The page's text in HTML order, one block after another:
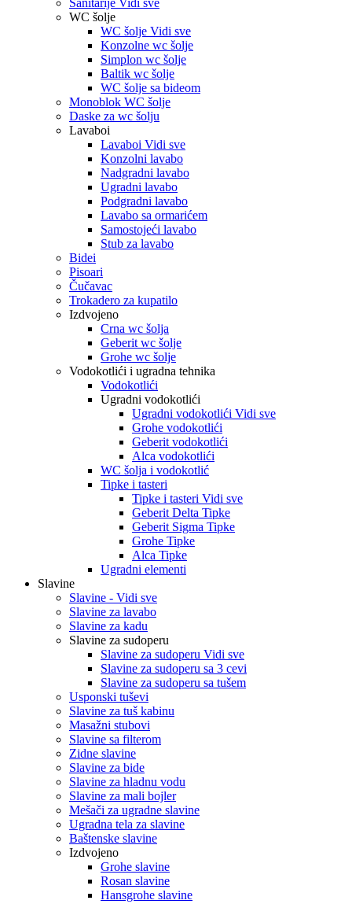
Sanitarije Vidi sve
WC šolje
WC šolje Vidi sve
Konzolne wc šolje
Simplon wc šolje
Baltik wc šolje
WC šolje sa bideom
Monoblok WC šolje
Daske za wc šolju
Lavaboi
Lavaboi Vidi sve
Konzolni lavabo
Nadgradni lavabo
Ugradni lavabo
Podgradni lavabo
Lavabo sa ormarićem
Samostojeći lavabo
Stub za lavabo
Bidei
Pisoari
Čučavac
Trokadero za kupatilo
Izdvojeno
Crna wc šolja
Geberit wc šolje
Grohe wc šolje
Vodokotlići i ugradna tehnika
Vodokotlići
Ugradni vodokotlići
Ugradni vodokotlići Vidi sve
Grohe vodokotlići
Geberit vodokotlići
Alca vodokotlići
WC šolja i vodokotlić
Tipke i tasteri
Tipke i tasteri Vidi sve
Geberit Delta Tipke
Geberit Sigma Tipke
Grohe Tipke
Alca Tipke
Ugradni elementi
Slavine
Slavine - Vidi sve
Slavine za lavabo
Slavine za kadu
Slavine za sudoperu
Slavine za sudoperu Vidi sve
Slavine za sudoperu sa 3 cevi
Slavine za sudoperu sa tušem
Usponski tuševi
Slavine za tuš kabinu
Masažni stubovi
Slavine sa filterom
Zidne slavine
Slavine za bide
Slavine za hladnu vodu
Slavine za mali bojler
Mešači za ugradne slavine
Ugradna tela za slavine
Baštenske slavine
Izdvojeno
Grohe slavine
Rosan slavine
Hansgrohe slavine